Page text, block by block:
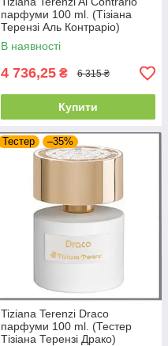
парфуми 100 ml. (Тізіана
Терензі Аль Контраріо)
В наявності
4 736,25 ₴ 6 315 ₴
Купити
Тестер –35%
Tiziana Terenzi Draco
парфуми 100 ml. (Тестер
Тізіана Терензі Драко)